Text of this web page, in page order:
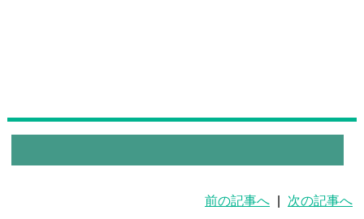
前の記事へ 次の記事へ